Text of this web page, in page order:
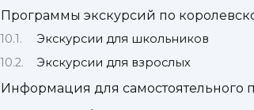
Программы экскурсий по
Экскурсии для школьников
Экскурсии для взрослых
Информация для самостоятельного